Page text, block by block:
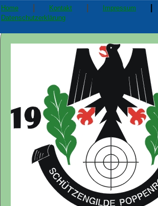
Home Kontakt Impressum
Datenschutzerklärung